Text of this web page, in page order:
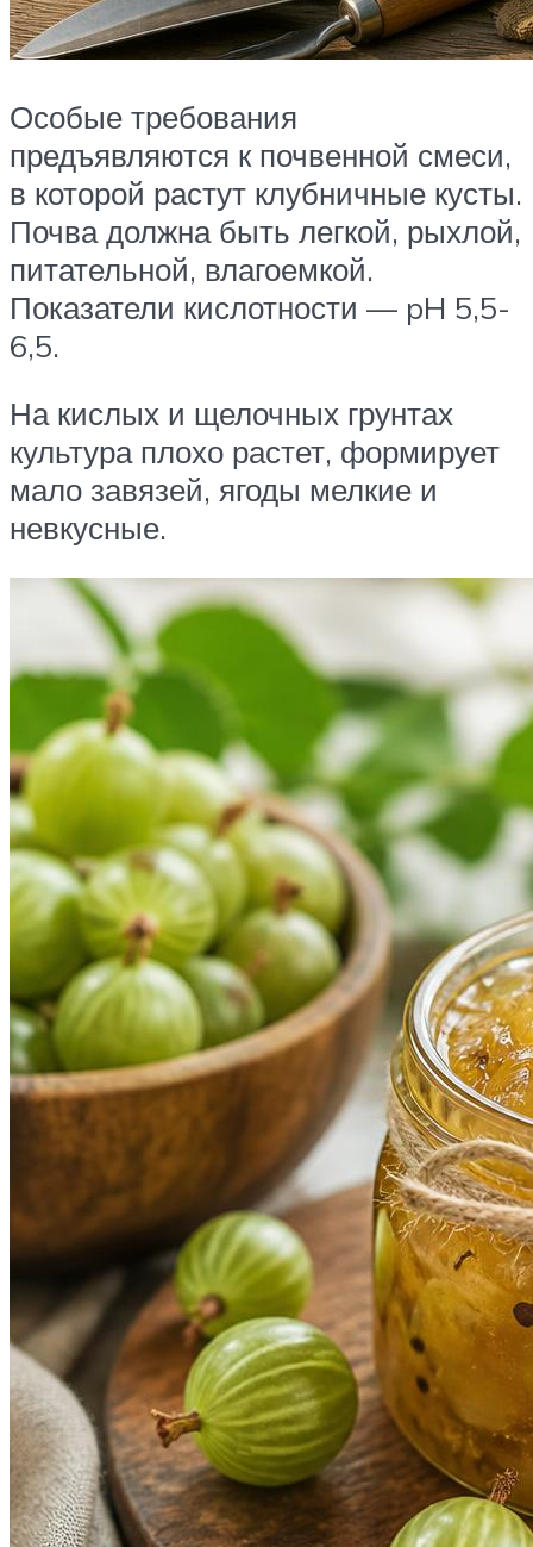
Особые требования
предъявляются к почвенной смеси,
в которой растут клубничные кусты.
Почва должна быть легкой, рыхлой,
питательной, влагоемкой.
Показатели кислотности — pH 5,5-
6,5.
На кислых и щелочных грунтах
культура плохо растет, формирует
мало завязей, ягоды мелкие и
невкусные.